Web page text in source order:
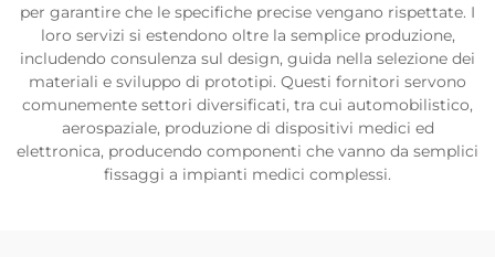
per garantire che le specifiche precise vengano rispettate. I
loro servizi si estendono oltre la semplice produzione,
includendo consulenza sul design, guida nella selezione dei
materiali e sviluppo di prototipi. Questi fornitori servono
comunemente settori diversificati, tra cui automobilistico,
aerospaziale, produzione di dispositivi medici ed
elettronica, producendo componenti che vanno da semplici
fissaggi a impianti medici complessi.